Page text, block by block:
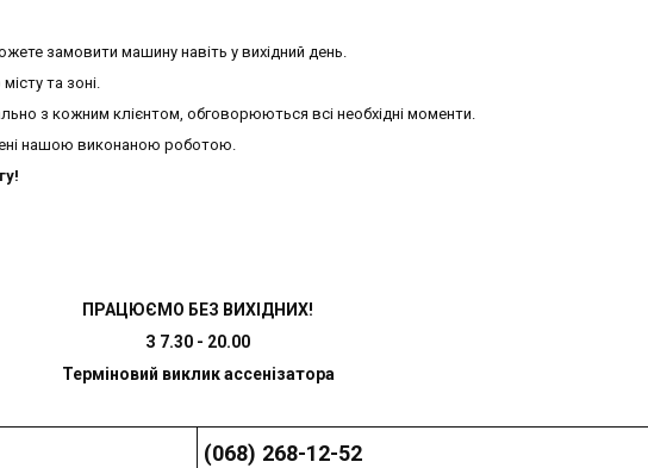
замовити машину навіть у вихідний день.
та зоні.
з кожним клієнтом, обговорюються всі необхідні моменти.
нашою виконаною роботою.
ПРАЦЮЄМО БЕЗ ВИХІДНИХ!
З 7.30 - 20.00
Терміновий виклик ассенізатора
(068) 268-12-52